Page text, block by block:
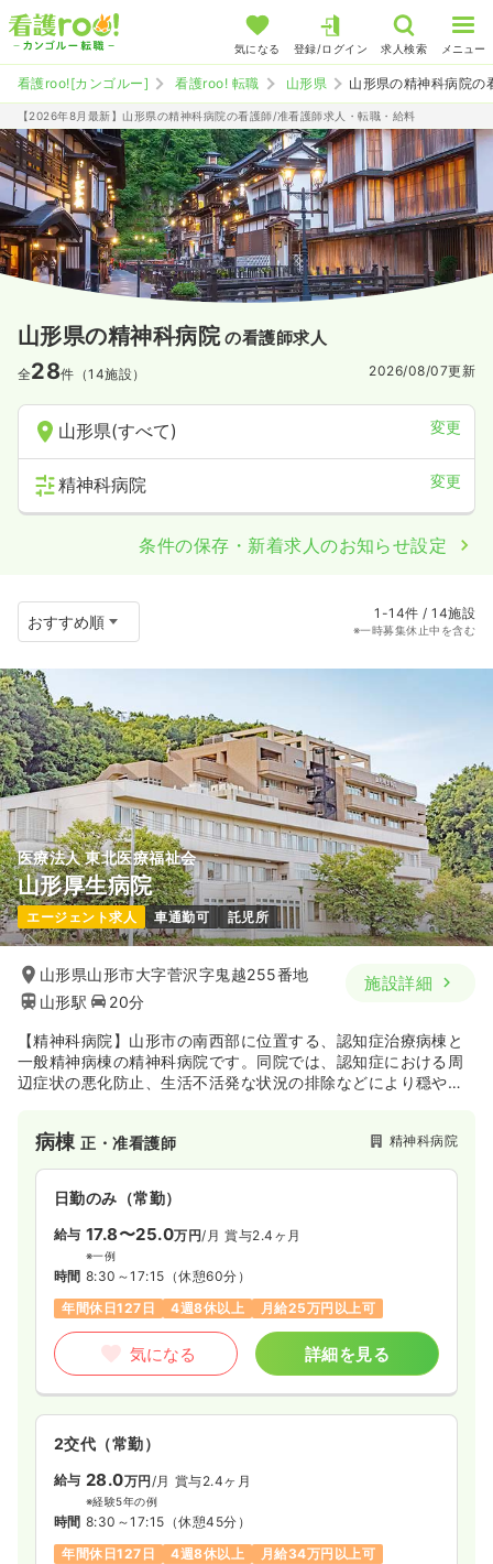
気になる 登録/ログイン 求人検索 メニュー
看護roo![カンゴルー] 看護roo! 転職 山形県 山形県の精神科病院の
【2026年8月最新】山形県の精神科病院の看護師/准看護師求人・転職・給料
山形県の精神科病院 の看護師求人
全28件（14施設） 2026/08/07更新
山形県(すべて) 変更
精神科病院 変更
条件の保存・新着求人のお知らせ設定
1-14件 / 14施設
※一時募集休止中を含む
医療法人 東北医療福祉会
山形厚生病院
エージェント求人 車通勤可 託児所
山形県山形市大字菅沢字鬼越255番地
山形駅
20分
施設詳細
【精神科病院】山形市の南西部に位置する、認知症治療病棟と
一般精神病棟の精神科病院です。同院では、認知症における周
辺症状の悪化防止、生活不活発な状況の排除などにより穏やか
や日常生活の動作訓練、看護師や介護員による療養上の管理・
お世話等を提供しております。
病棟正・准看護師 精神科病院
日勤のみ（常勤）
給与 17.8〜25.0万円/月 賞与2.4ヶ月
※一例
時間 8:30～17:15 （休憩60分）
年間休日127日
4週8休以上 月給25万円以上可
気になる 詳細を見る
2交代（常勤）
給与 28.0万円/月 賞与2.4ヶ月
※経験5年の例
時間 8:30～17:15 （休憩45分）
年間休日127日
4週8休以上 月給34万円以上可